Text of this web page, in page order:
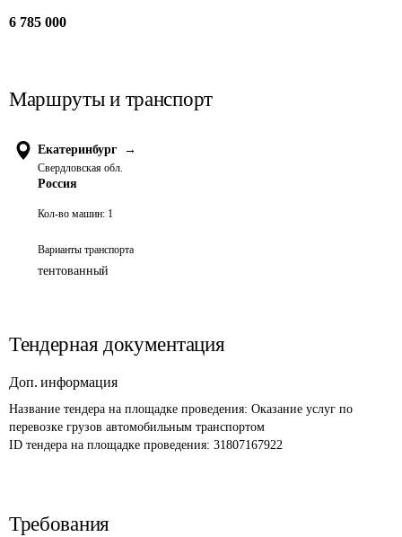
6 785 000
Маршруты и транспорт
Екатеринбург →
Свердловская обл.
Россия
Кол-во машин: 1
Варианты транспорта
тентованный
Тендерная документация
Доп. информация
Название тендера на площадке проведения: Оказание услуг по
перевозке грузов автомобильным транспортом
ID тендера на площадке проведения: 31807167922
Требования